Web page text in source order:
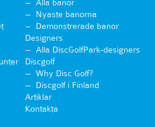
Alla banor
Nyaste banorna
Demonstrerade banor
Designers
Alla DiscGolfPark-designers
Discgolf
Why Disc Golf?
Discgolf i Finland
Artiklar
Kontakta